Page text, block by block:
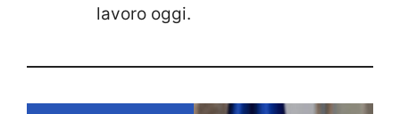
lavoro oggi.